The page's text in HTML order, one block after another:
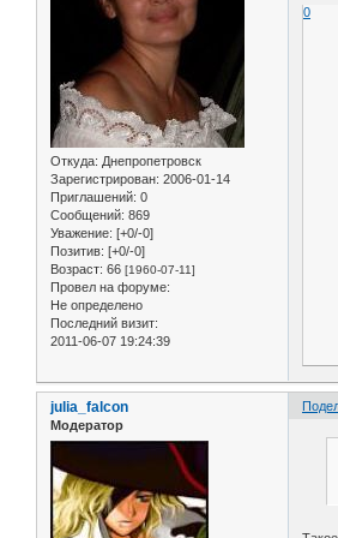
Откуда: Днепропетровск
Зарегистрирован: 2006-01-14
Приглашений: 0
Сообщений: 869
Уважение: [+0/-0]
Позитив: [+0/-0]
Возраст: 66 [1960-07-11]
Провел на форуме:
Не определено
Последний визит:
2011-06-07 19:24:39
0
julia_falcon
Модератор